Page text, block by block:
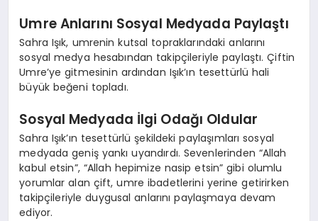
Umre Anlarını Sosyal Medyada Paylaştı
Sahra Işık, umrenin kutsal topraklarındaki anlarını
sosyal medya hesabından takipçileriyle paylaştı. Çiftin
Umre’ye gitmesinin ardından Işık’ın tesettürlü hali
büyük beğeni topladı.
Sosyal Medyada İlgi Odağı Oldular
Sahra Işık’ın tesettürlü şekildeki paylaşımları sosyal
medyada geniş yankı uyandırdı. Sevenlerinden “Allah
kabul etsin”, “Allah hepimize nasip etsin” gibi olumlu
yorumlar alan çift, umre ibadetlerini yerine getirirken
takipçileriyle duygusal anlarını paylaşmaya devam
ediyor.